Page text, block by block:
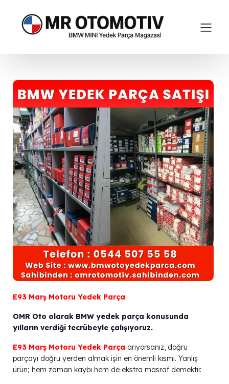
E93 Marş Motoru Yedek Parça
OMR Oto olarak BMW yedek parça konusunda
yılların verdiği tecrübeyle çalışıyoruz.
E93 Marş Motoru Yedek Parça arıyorsanız, doğru
parçayı doğru yerden almak işin en önemli kısmı. Yanlış
ürün; hem zaman kaybı hem de ekstra masraf demektir.